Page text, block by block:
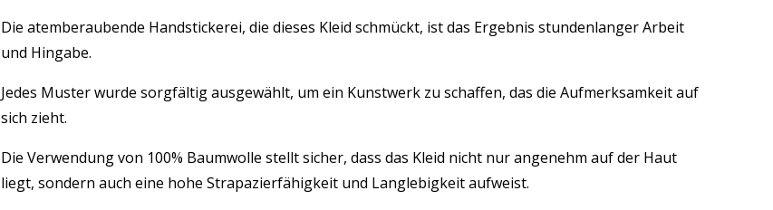
Die atemberaubende Handstickerei, die dieses Kleid schmückt, ist das Ergebnis stundenlanger Arbeit
und Hingabe.
Jedes Muster wurde sorgfältig ausgewählt, um ein Kunstwerk zu schaffen, das die Aufmerksamkeit auf
sich zieht.
Die Verwendung von 100% Baumwolle stellt sicher, dass das Kleid nicht nur angenehm auf der Haut
liegt, sondern auch eine hohe Strapazierfähigkeit und Langlebigkeit aufweist.